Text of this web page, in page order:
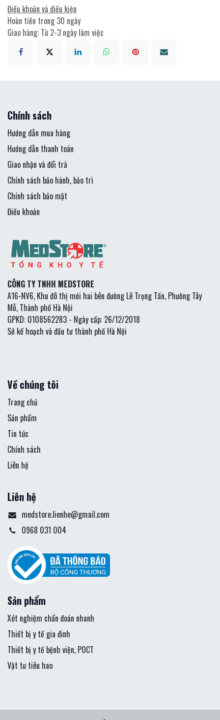
Điều khoản và điều kiện
Hoàn tiền trong 30 ngày
Giao hàng: Từ 2-3 ngày làm việc
Chính sách
Hướng dẫn mua hàng
Hướng dẫn thanh toán
Giao nhận và đổi trả
Chính sách bảo hành, bảo trì
Chính sách bảo mật
Điều khoản
CÔNG TY TNHH MEDSTORE
A16-NV6, Khu đô thị mới hai bên đường Lê Trọng Tấn, Phường Tây
Mỗ, Thành phố Hà Nội
GPKD: 0108562283 - Ngày cấp: 26/12/2018
Sở kế hoạch và đầu tư thành phố Hà Nội
Về chúng tôi
Trang chủ
Sản phẩm
Tin tức
Chính sách
Liên hệ
Liên hệ
medstore.lienhe@gmail.com
0968 031 004
Sản phẩm
Xét nghiệm chẩn đoán nhanh
Thiết bị y tế gia đinh
Thiết bị y tế bệnh viện, POCT
Vật tư tiêu hao